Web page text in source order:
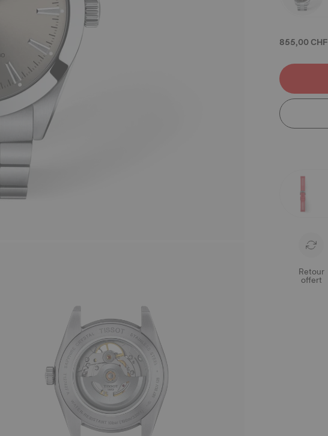
855,00 CHF
Retour
offert